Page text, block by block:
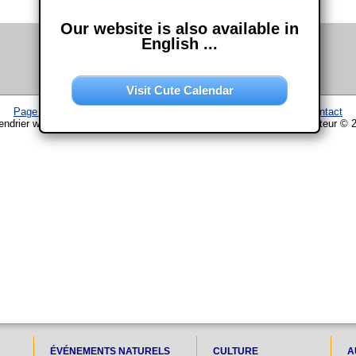
Page d'accueil
Contact
www.chouette-calendrier.com • 23. Décembre 2026 – droit d'auteur ©
ÉVÉNEMENTS NATURELS CULTURE
Our website is also available in
English ...
Visit Cute Calendar